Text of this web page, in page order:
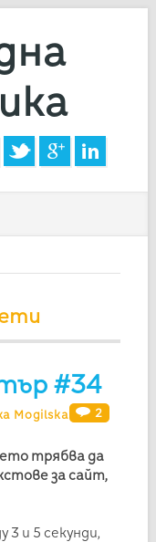
#34
Mogilska 2
трябва да
за сайт,
и 5 секунди,